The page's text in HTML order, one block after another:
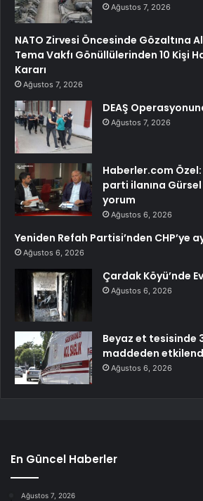
Ağustos 7, 2026
NATO Zirvesi Öncesinde Gözaltına
Tema Vakfı Gönüllülerinden 10 Kişi
Kararı
Ağustos 7, 2026
DEAŞ
Ağustos 7, 2026
Haberler.com Özel:
parti ilanına Gürsel
yorum
Ağustos 6, 2026
Yeniden Refah Partisi’nden CHP’ye
Ağustos 6, 2026
Çardak Köyü’nde Ev
Ağustos 6, 2026
Beyaz et tesisinde
maddeden
Ağustos 6, 2026
En Güncel Haberler
Ağustos 7, 2026